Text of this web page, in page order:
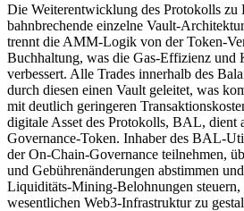
Die Weiterentwicklung des Protokolls zu
bahnbrechende einzelne Vault-
trennt die AMM-Logik von der Token-
Buchhaltung, was die Gas-Effizienz und
verbessert. Alle Trades innerhalb des
durch diesen einen Vault geleitet, was
mit deutlich geringeren
digitale Asset des Protokolls, BAL, dient
Governance-Token. Inhaber des BAL-
der On-Chain-Governance teilnehmen,
und Gebührenänderungen abstimmen
Liquiditäts-Mining-Belohnungen
wesentlichen Web3-Infrastruktur zu